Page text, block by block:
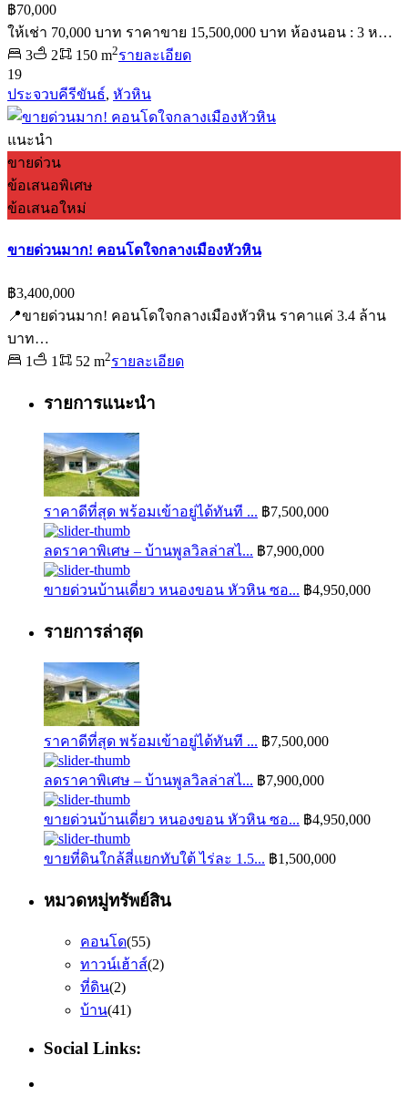
฿70,000
ให้เช่า 70,000 บาท ราคาขาย 15,500,000 บาท ห้องนอน : 3 ห…
3
2 150 m2รายละเอียด
19
ประจวบคีรีขันธ์, หัวหิน
แนะนำ
ขายด่วน
ข้อเสนอพิเศษ
ข้อเสนอใหม่
ขายด่วนมาก! คอนโดใจกลางเมืองหัวหิน
฿3,400,000
📍ขายด่วนมาก! คอนโดใจกลางเมืองหัวหิน ราคาแค่ 3.4 ล้าน
บาท…
1
1 52 m2รายละเอียด
รายการแนะนำ
ราคาดีที่สุด พร้อมเข้าอยู่ได้ทันที ... ฿7,500,000
ลดราคาพิเศษ – บ้านพูลวิลล่าสไ... ฿7,900,000
ขายด่วนบ้านเดี่ยว หนองขอน หัวหิน ซอ... ฿4,950,000
รายการล่าสุด
ราคาดีที่สุด พร้อมเข้าอยู่ได้ทันที ... ฿7,500,000
ลดราคาพิเศษ – บ้านพูลวิลล่าสไ... ฿7,900,000
ขายด่วนบ้านเดี่ยว หนองขอน หัวหิน ซอ... ฿4,950,000
ขายที่ดินใกล้สี่แยกทับใต้ ไร่ละ 1.5... ฿1,500,000
หมวดหมู่ทรัพย์สิน
คอนโด(55)
ทาวน์เฮ้าส์(2)
ที่ดิน(2)
บ้าน(41)
Social Links: